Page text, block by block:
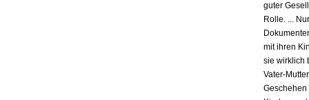
guter
Rolle. ...
mit ihren
sie wirklich
Vater-
Geschehen